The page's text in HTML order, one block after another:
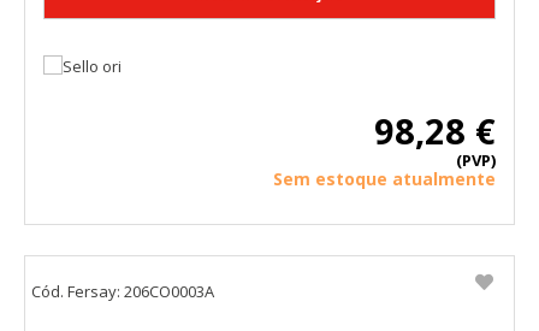
98,28 €
(PVP)
Sem estoque atualmente
Cód. Fersay: 206CO0003A